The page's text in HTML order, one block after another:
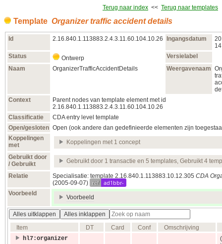
Terug naar index << Terug naar templates
Template Organizer traffic accident details
Id 2.16.840.1.113883.2.4.3.11.60.104.10.26 Ingangsdatum
Status
Ontwerp
Versielabel
Naam
OrganizerTrafficAccidentDetails Weergavenaam
Context
Parent nodes van template element met id
2.16.840.1.113883.2.4.3.11.60.104.10.26
Classificatie
CDA entry level template
Open/gesloten Open (ook andere dan gedefinieerde elementen zijn
Koppelingen
met
Koppelingen met 1 concept
Gebruikt door
/ Gebruikt
Gebruikt door 1 transactie en 5 templates, Gebruikt 4
Relatie Specialisatie: template 2.16.840.1.113883.10.12.305 CDA
(2005‑09‑07)
ref ad1bbr-
Voorbeeld
Voorbeeld
Alles uitklappen
Alles inklappen
Item
DT Card Conf
Omschrijving
hl7:organizer